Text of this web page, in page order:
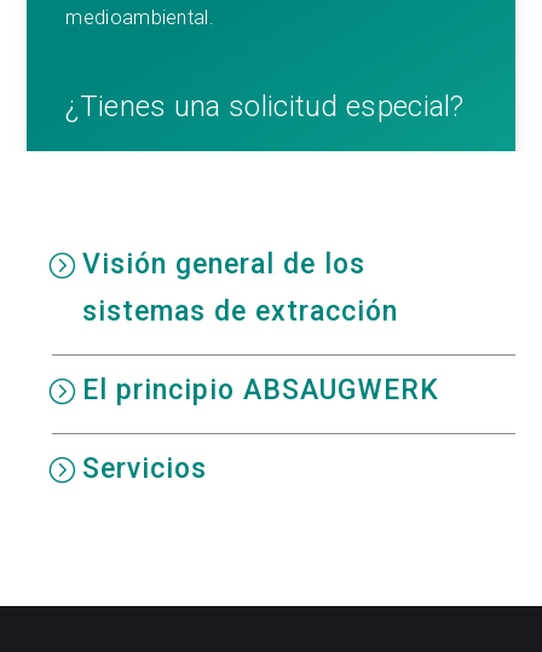
medioambiental.
¿Tienes una solicitud especial?
Visión general de los
sistemas de extracción
El principio ABSAUGWERK
Servicios